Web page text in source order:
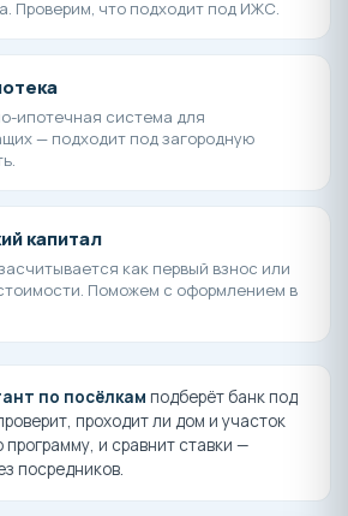
Проверим, что подходит под ИЖС.
ипотечная система для
— подходит под загородную
капитал
как первый взнос или
Поможем с оформлением в
по посёлкам подберёт банк под
проходит ли дом и участок
и сравнит ставки —
посредников.